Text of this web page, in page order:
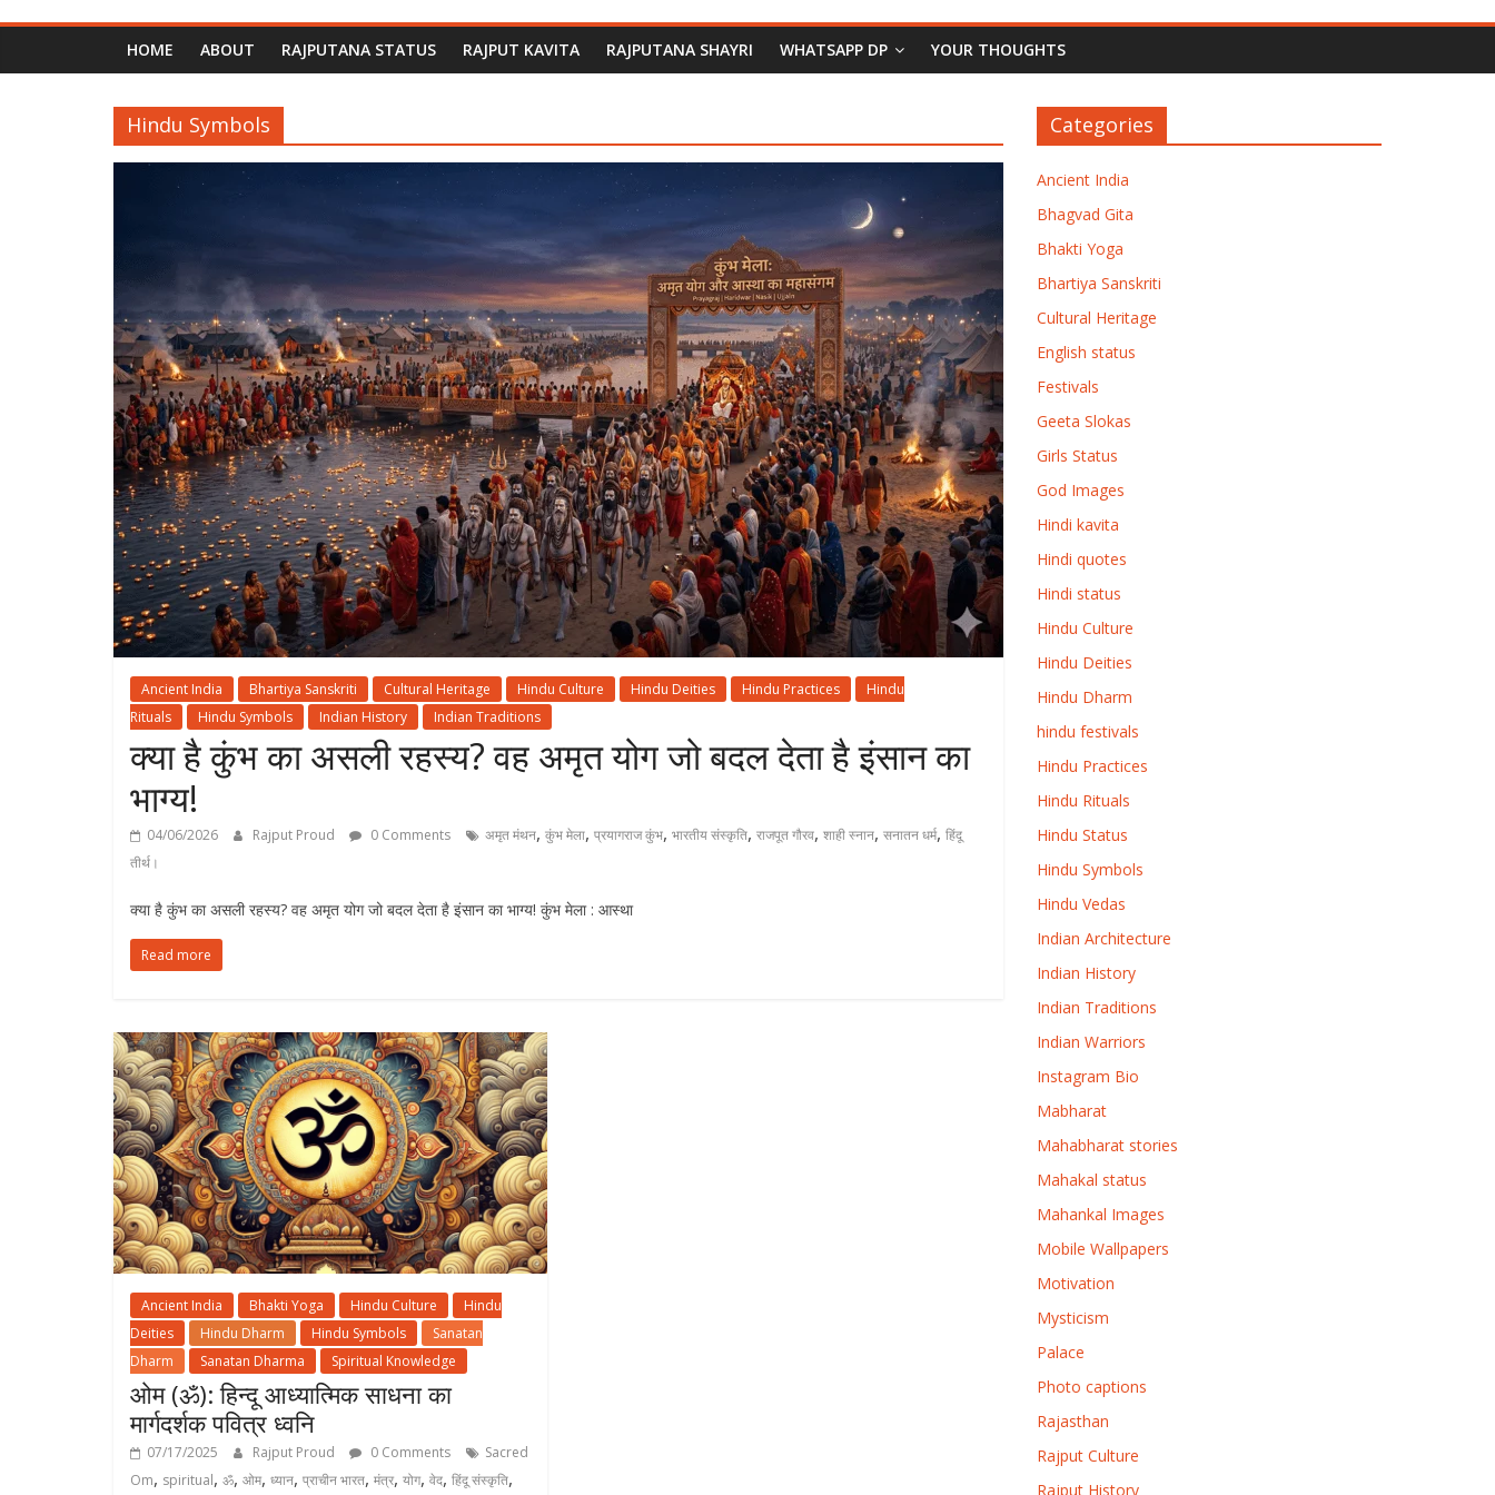
HOME ABOUT RAJPUTANA STATUS RAJPUT KAVITA RAJPUTANA SHAYRI WHATSAPP DP YOUR THOUGHTS
Hindu Symbols
Ancient India Bhartiya Sanskriti Cultural Heritage Hindu Culture Hindu Deities Hindu Practices
Hindu
Rituals
Hindu Symbols Indian History Indian Traditions
क्या है कुंभ का असली रहस्य? वह अमृत योग जो बदल देता है इंसान का
भाग्य!
04/06/2026 Rajput Proud 0 Comments अमृत मंथन, कुंभ मेला, प्रयागराज कुंभ, भारतीय संस्कृति, राजपूत गौरव, शाही स्नान, सनातन धर्म, हिंदू
तीर्थ।
क्या है कुंभ का असली रहस्य? वह अमृत योग जो बदल देता है इंसान का भाग्य! कुंभ मेला : आस्था
Read more
Ancient India Bhakti Yoga Hindu Culture
Hindu
Deities
Hindu Dharm Hindu Symbols
Sanatan
Dharm
Sanatan Dharma Spiritual Knowledge
ओम (ॐ): हिन्दू आध्यात्मिक साधना का
मार्गदर्शक पवित्र ध्वनि
07/17/2025 Rajput Proud 0 Comments
Sacred
Om, spiritual, ॐ, ओम, ध्यान, प्राचीन भारत, मंत्र, योग, वेद, हिंदू संस्कृति,
Categories
Ancient India
Bhagvad Gita
Bhakti Yoga
Bhartiya Sanskriti
Cultural Heritage
English status
Festivals
Geeta Slokas
Girls Status
God Images
Hindi kavita
Hindi quotes
Hindi status
Hindu Culture
Hindu Deities
Hindu Dharm
hindu festivals
Hindu Practices
Hindu Rituals
Hindu Status
Hindu Symbols
Hindu Vedas
Indian Architecture
Indian History
Indian Traditions
Indian Warriors
Instagram Bio
Mabharat
Mahabharat stories
Mahakal status
Mahankal Images
Mobile Wallpapers
Motivation
Mysticism
Palace
Photo captions
Rajasthan
Rajput Culture
Rajput History